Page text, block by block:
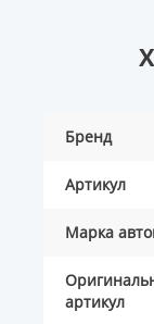
Бренд
Артикул
Марка
артикул